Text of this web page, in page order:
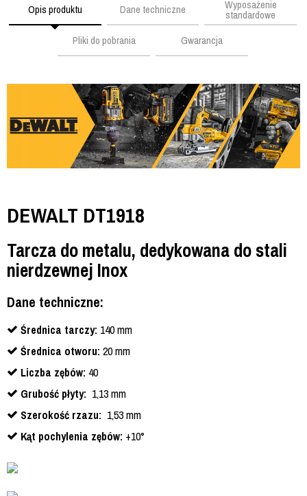
Opis produktu Dane techniczne Wyposażenie
standardowe
Pliki do pobrania
Gwarancja
DEWALT DT1918
Tarcza do metalu, dedykowana do stali
nierdzewnej Inox
Dane techniczne:
Średnica tarczy: 140 mm
Średnica otworu: 20 mm
Liczba zębów: 40
Grubość płyty: 1,13 mm
Szerokość rzazu: 1,53 mm
Kąt pochylenia zębów: +10°